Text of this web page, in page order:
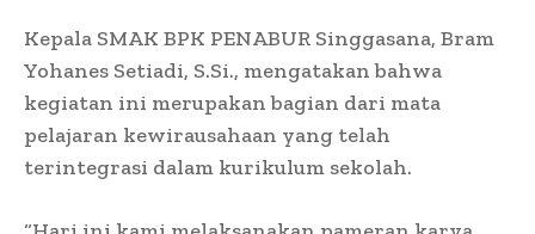
Kepala SMAK BPK PENABUR Singgasana, Bram
Yohanes Setiadi, S.Si., mengatakan bahwa
kegiatan ini merupakan bagian dari mata
pelajaran kewirausahaan yang telah
terintegrasi dalam kurikulum sekolah.